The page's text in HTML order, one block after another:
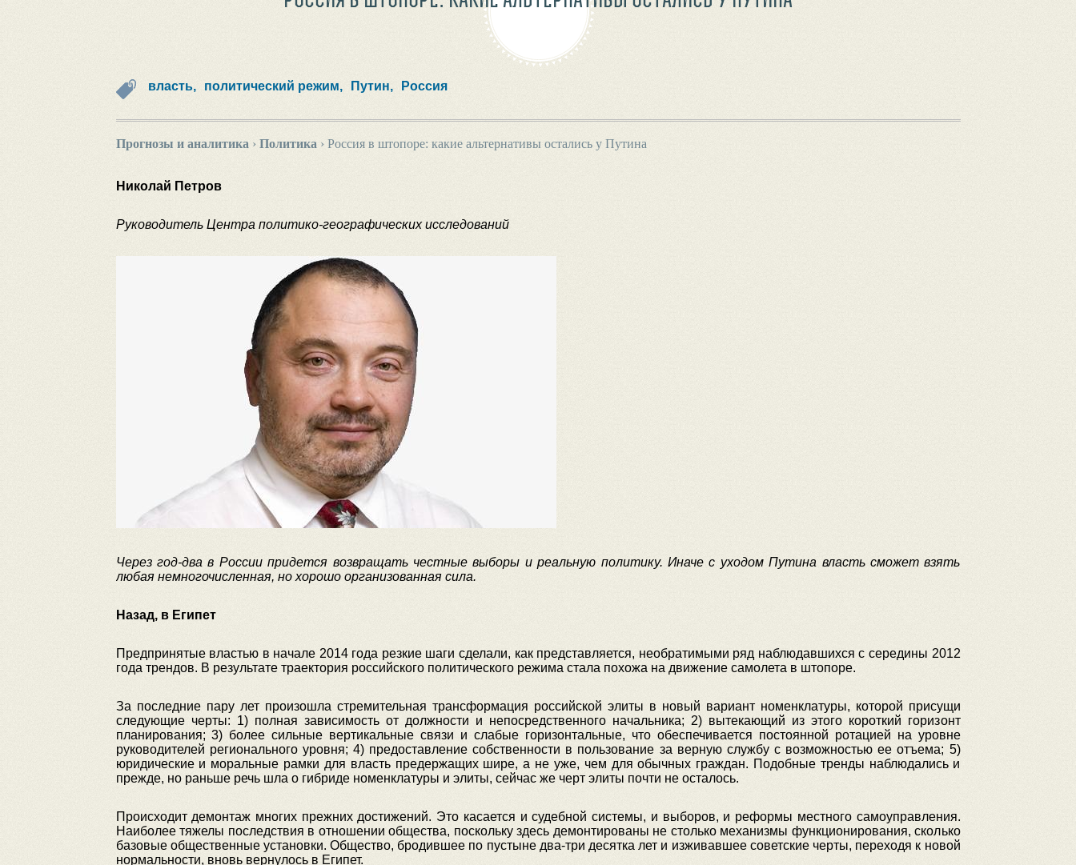
власть, политический режим, Путин, Россия
Прогнозы и аналитика › Политика › Россия в штопоре: какие альтернативы остались у Путина
Николай Петров
Руководитель Центра политико-географических исследований
Через год-два в России придется возвращать честные выборы и реальную политику. Иначе с уходом Путина власть сможет взять
любая немногочисленная, но хорошо организованная сила.
Назад, в Египет
Предпринятые властью в начале 2014 года резкие шаги сделали, как представляется, необратимыми ряд наблюдавшихся с середины 2012
года трендов. В результате траектория российского политического режима стала похожа на движение самолета в штопоре.
За последние пару лет произошла стремительная трансформация российской элиты в новый вариант номенклатуры, которой присущи
следующие черты: 1) полная зависимость от должности и непосредственного начальника; 2) вытекающий из этого короткий горизонт
планирования; 3) более сильные вертикальные связи и слабые горизонтальные, что обеспечивается постоянной ротацией на уровне
руководителей регионального уровня; 4) предоставление собственности в пользование за верную службу с возможностью ее отъема; 5)
юридические и моральные рамки для власть предержащих шире, а не уже, чем для обычных граждан. Подобные тренды наблюдались и
прежде, но раньше речь шла о гибриде номенклатуры и элиты, сейчас же черт элиты почти не осталось.
Происходит демонтаж многих прежних достижений. Это касается и судебной системы, и выборов, и реформы местного самоуправления.
Наиболее тяжелы последствия в отношении общества, поскольку здесь демонтированы не столько механизмы функционирования, сколько
базовые общественные установки. Общество, бродившее по пустыне два-три десятка лет и изживавшее советские черты, переходя к новой
нормальности, вновь вернулось в Египет.